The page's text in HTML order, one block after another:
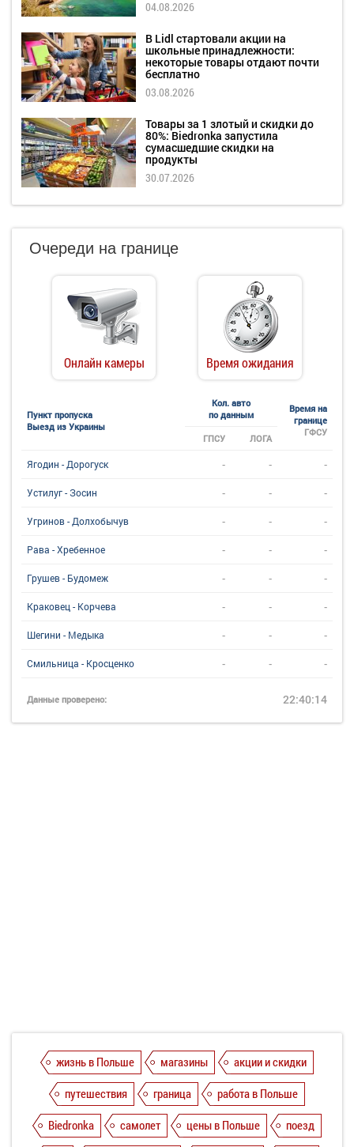
04.08.2026
В Lidl стартовали акции на
школьные принадлежности:
некоторые товары отдают почти
бесплатно
03.08.2026
Товары за 1 злотый и скидки до
80%: Biedronka запустила
сумасшедшие скидки на
продукты
30.07.2026
Очереди на границе
Онлайн камеры Время ожидания
Пункт пропуска
Выезд из Украины
Кол. авто
по данным
Время на
границе
ГФСУ
ГПСУ ЛОГА
Ягодин - Дорогуск - - -
Устилуг - Зосин - - -
Угринов - Долхобычув - - -
Рава - Хребенное - - -
Грушев - Будомеж - - -
Краковец - Корчева - - -
Шегини - Медыка - - -
Смильница - Кросценко - - -
Данные проверено: 22:40:14
жизнь в Польше магазины
акции и скидки
путешествия
граница
работа в Польше
Biedronka
самолет цены в Польше
поезд